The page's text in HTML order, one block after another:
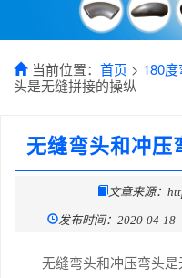
当前位置： 首页 > 180
头是无缝拼接的操纵
无缝弯头和冲压
文章来源：
发布时间：2020-04-
无缝弯头和冲压弯头